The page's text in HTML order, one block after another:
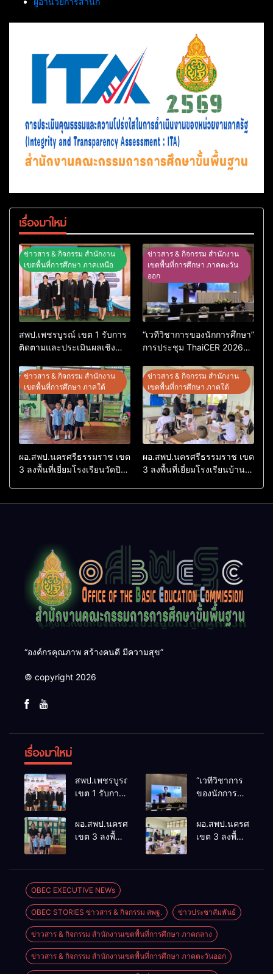
เรื่องมาใหม่
ข่าวสาร & กิจกรรม สำนักงาน
เขตพื้นที่การศึกษา ภาคเหนือ
สพป.เพชรบูรณ์ เขต 1 รับการ
ติดตามและประเมินผลเชิง
ต้นแบบ” ระดับประเทศ รุ่นที่ 3
ประจำปีงบประมาณ พ.ศ.
2569
ข่าวสาร & กิจกรรม สำนักงาน
เขตพื้นที่การศึกษา ภาคตะวัน
ออก
“เวทีวิชาการของนักการศึกษา”
การประชุม ThaiCER 2026
Conference on Education
Research (ThaiCER) 2026
ข่าวสาร & กิจกรรม สำนักงาน
เขตพื้นที่การศึกษา ภาคใต้
ผอ.สพป.นครศรีธรรมราช เขต
3 ลงพื้นที่เยี่ยมโรงเรียนวัดปิยา
ข่าวสาร & กิจกรรม สำนักงาน
เขตพื้นที่การศึกษา ภาคใต้
ผอ.สพป.นครศรีธรรมราช เขต
3 ลงพื้นที่เยี่ยมโรงเรียนบ้าน
“องค์กรคุณภาพ สร้างคนดี มีความสุข”
© copyright 2026
เรื่องมาใหม่
สพป.เพชรบูรณ์
เขต 1 รับการ
ประเมินผล
เชิงประจักษ์
ต้นแบบ”
ระดับประเทศ
รุ่นที่ 3 ประจำ
ปีงบประมาณ
พ.ศ. 2569
“เวทีวิชาการ
ของนักการ
ThaiCER
International
Research
(ThaiCER)
2026
ผอ.สพป.นครศรีธรรมราช
เขต 3 ลงพื้นที่
ปากพนัง
ผอ.สพป.นครศรีธรร
เขต 3 ลงพื้นที่
OBEC EXECUTIVE NEWs
OBEC STORIES ข่าวสาร & กิจกรรม สพฐ. ข่าวประชาสัมพันธ์
ข่าวสาร & กิจกรรม สำนักงานเขตพื้นที่การศึกษา ภาคกลาง
ข่าวสาร & กิจกรรม สำนักงานเขตพื้นที่การศึกษา ภาคตะวันออก